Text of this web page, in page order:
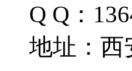
Q Q：
地址：西